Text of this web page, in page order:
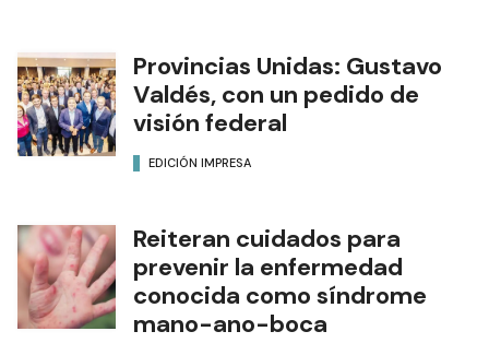
Provincias Unidas: Gustavo
Valdés, con un pedido de
visión federal
EDICIÓN IMPRESA
Reiteran cuidados para
prevenir la enfermedad
conocida como síndrome
mano-ano-boca